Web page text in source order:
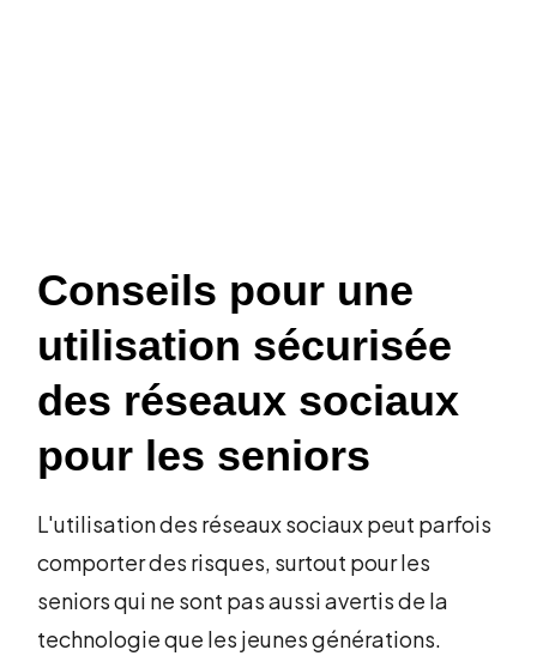
Conseils pour une
utilisation sécurisée
des réseaux sociaux
pour les seniors
L'utilisation des réseaux sociaux peut parfois
comporter des risques, surtout pour les
seniors qui ne sont pas aussi avertis de la
technologie que les jeunes générations.